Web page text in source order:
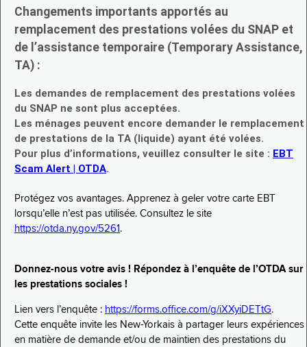
Changements importants apportés au
remplacement des prestations volées du SNAP et
de l’assistance temporaire (Temporary Assistance,
TA) :
Les demandes de remplacement des prestations volées
du SNAP ne sont plus acceptées.
Les ménages peuvent encore demander le remplacement
de prestations de la TA (liquide) ayant été volées.
Pour plus d’informations, veuillez consulter le site : EBT
Scam Alert | OTDA.
Protégez vos avantages. Apprenez à geler votre carte EBT
lorsqu’elle n’est pas utilisée. Consultez le site
https://otda.ny.gov/5261 .
Donnez-nous votre avis ! Répondez à l’enquête de l’OTDA sur
les prestations sociales !
Lien vers l’enquête : https://forms.office.com/g/iXXyiDETtG.
Cette enquête invite les New-Yorkais à partager leurs expériences
en matière de demande et/ou de maintien des prestations du